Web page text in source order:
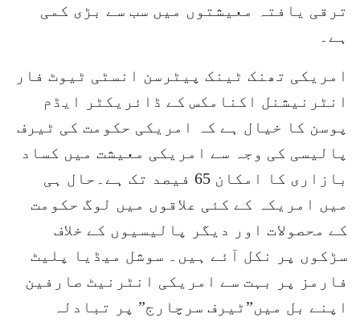
ترقی یافتہ معیشتوں میں سب سے بڑی کمی
ہے۔
امریکی تھنک ٹینک پیٹرسن انسٹی ٹیوٹ فار
انٹرنیشنل اکنامکس کے ڈائریکٹر ایڈم
پوسن کا خیال ہے کہ امریکی حکومت کی ٹیرف
پالیسی کی وجہ سے امریکی معیشت میں کساد
بازاری کا امکان 65 فیصد تک ہے۔حال ہی
میں امریکہ کے کئی علاقوں میں لوگ حکومت
کے محصولات اور دیگر پالیسیوں کے خلاف
سڑکوں پر نکل آئے ہیں۔ سوشل میڈیا پلیٹ
فارمز پر بہت سے امریکی انٹرنیٹ صارفین
اپنے بل میں”ٹیرف سرچارج” پر تبادلہ